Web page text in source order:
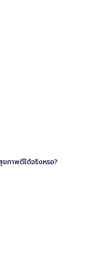
ขภาพดีได้จริงหรอ?